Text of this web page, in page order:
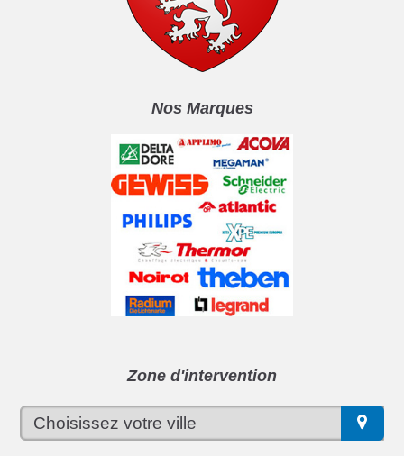
Nos Marques
Zone d'intervention